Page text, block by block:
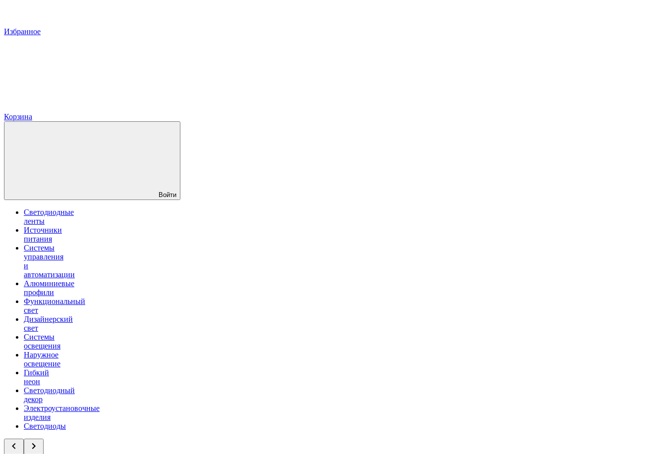
Избранное
Корзина
Войти
Светодиодные
ленты
Источники
питания
Системы
управления
и
автоматизации
Алюминиевые
профили
Функциональный
свет
Дизайнерский
свет
Системы
освещения
Наружное
освещение
Гибкий
неон
Светодиодный
декор
Электроустановочные
изделия
Светодиоды